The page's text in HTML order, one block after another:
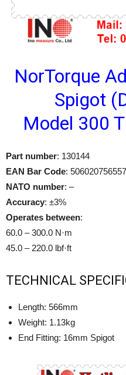
NorTorque
Spigot
Model 300
Part number: 130144
EAN Bar Code:
NATO number: –
Accuracy: ±3%
Operates between:
60.0 – 300.0 N·m
45.0 – 220.0 lbf·ft
TECHNICAL
Length: 566mm
Weight: 1.13kg
End Fitting: 16mm Spigot